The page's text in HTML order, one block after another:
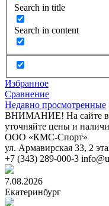
Search in title
Search in content
Избранное
Сравнение
Недавно просмотренные
ВНИМАНИЕ! На сайте
уточняйте цены и
ООО «КМС-Спорт»
ул. Армавирская 33, 2
+7 (343) 289-000-3
7.08.2026
Екатеринбург